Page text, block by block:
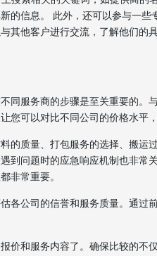
的信息。 此外，还可以参与一
其他客户进行交流，了解他们的
同服务商的步骤是至关重要的。
您可以对比不同公司的价格水平
的质量、打包服务的选择、搬运
到问题时的应急响应机制也非常
非常重要。
各公司的信誉和服务质量。通过
价和服务内容了。确保比较的不